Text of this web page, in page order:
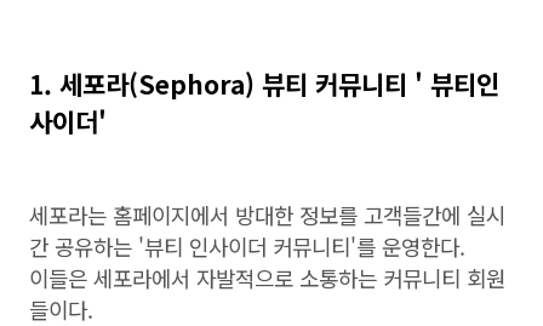
1. 세포라(Sephora) 뷰티 커뮤니티 ' 뷰티인
사이더'
세포라는 홈페이지에서 방대한 정보를 고객들간에 실시
간 공유하는 '뷰티 인사이더 커뮤니티'를 운영한다.
이들은 세포라에서 자발적으로 소통하는 커뮤니티 회원
들이다.